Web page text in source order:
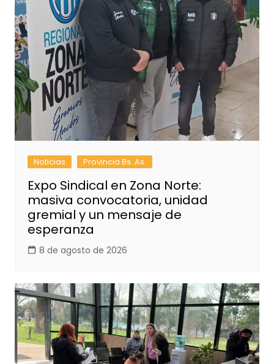
Noticias Provincia Bs. As.
Expo Sindical en Zona Norte:
masiva convocatoria, unidad
gremial y un mensaje de
esperanza
8 de agosto de 2026